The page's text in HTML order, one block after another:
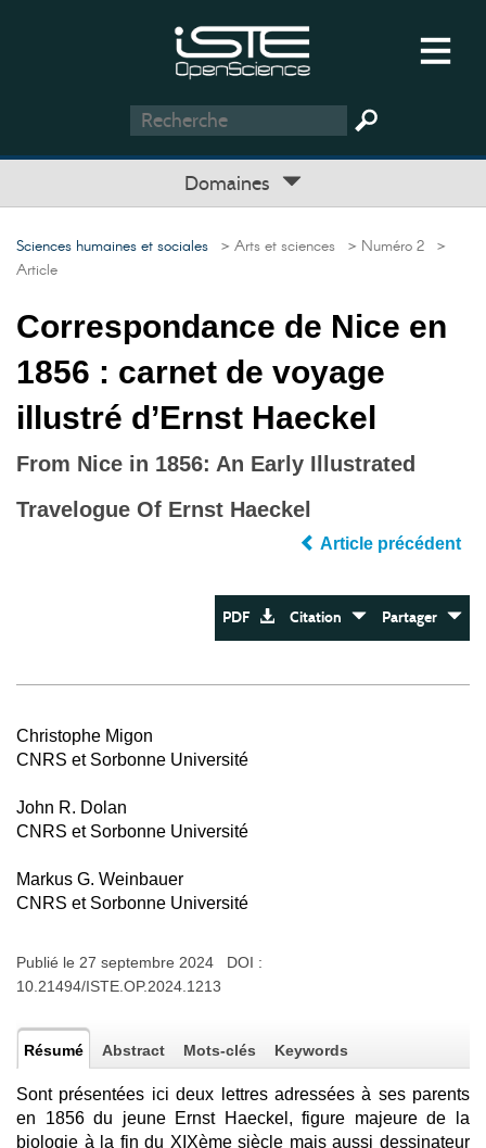
Domaines
Sciences humaines et sociales > Arts et sciences > Numéro 2 >
Article
Correspondance de Nice en
1856 : carnet de voyage
illustré d’Ernst Haeckel
From Nice in 1856: An Early Illustrated
Travelogue Of Ernst Haeckel
Article précédent
PDF Citation Partager
Christophe Migon
CNRS et Sorbonne Université
John R. Dolan
CNRS et Sorbonne Université
Markus G. Weinbauer
CNRS et Sorbonne Université
Publié le 27 septembre 2024 DOI :
10.21494/ISTE.OP.2024.1213
Résumé Abstract Mots-clés Keywords
Sont présentées ici deux lettres adressées à ses parents
en 1856 du jeune Ernst Haeckel, figure majeure de la
biologie à la fin du XIXème siècle mais aussi dessinateur